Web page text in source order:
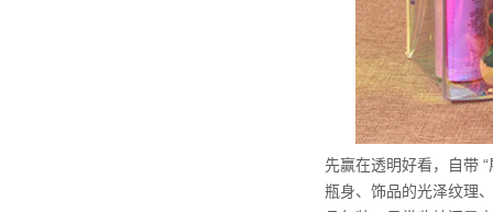
先赢在透明好看，自带
瓶身、饰品的光泽纹理